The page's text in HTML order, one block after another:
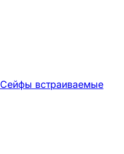
Сейфы встраиваемые